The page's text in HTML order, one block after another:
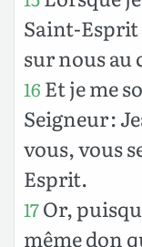
Saint-Esprit
sur nous au
16 Et je me
Seigneur :
vous, vous
Esprit.
17Or,
même don